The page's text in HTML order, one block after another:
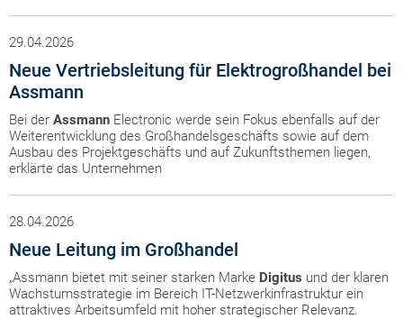
29.04.2026
Neue Vertriebsleitung für Elektrogroßhandel bei
Assmann
Bei der Assmann Electronic werde sein Fokus ebenfalls auf der
Weiterentwicklung des Großhandelsgeschäfts sowie auf dem
Ausbau des Projektgeschäfts und auf Zukunftsthemen liegen,
erklärte das Unternehmen
28.04.2026
Neue Leitung im Großhandel
„Assmann bietet mit seiner starken Marke Digitus und der klaren
Wachstumsstrategie im Bereich IT-Netzwerkinfrastruktur ein
attraktives Arbeitsumfeld mit hoher strategischer Relevanz.